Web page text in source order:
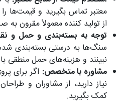
معتبر تماس بگیرید و قیمت‌ها
از تولید کننده معمولاً مقرون به
توجه به بسته‌بندی و حمل و
سنگ‌ها به درستی بسته‌بندی
نبینند و هزینه‌های حمل منطقی
مشاوره با متخصص: اگر برای
نیاز دارید، از مشاوران و
کمک بگیرید.